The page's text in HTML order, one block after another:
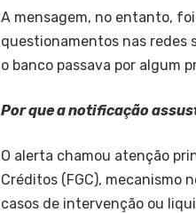
A mensagem, no entanto,
questionamentos nas redes
o banco passava por algum
Por que a notificação
O alerta chamou atenção
Créditos (FGC), mecanismo
casos de intervenção ou